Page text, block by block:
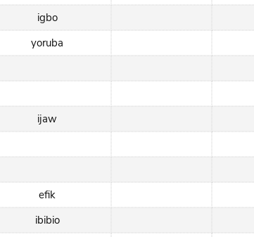
igbo
yoruba
ijaw
efik
ibibio